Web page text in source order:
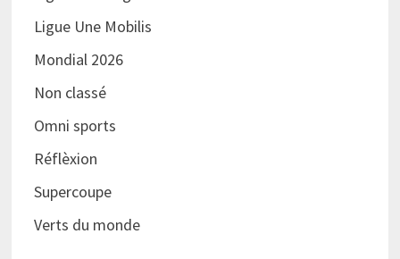
Ligue Une Mobilis
Mondial 2026
Non classé
Omni sports
Réflèxion
Supercoupe
Verts du monde